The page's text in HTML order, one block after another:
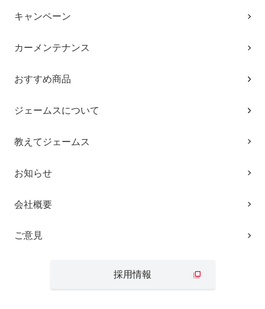
キャンペーン
カーメンテナンス
おすすめ商品
ジェームスについて
教えてジェームス
お知らせ
会社概要
ご意見
採用情報